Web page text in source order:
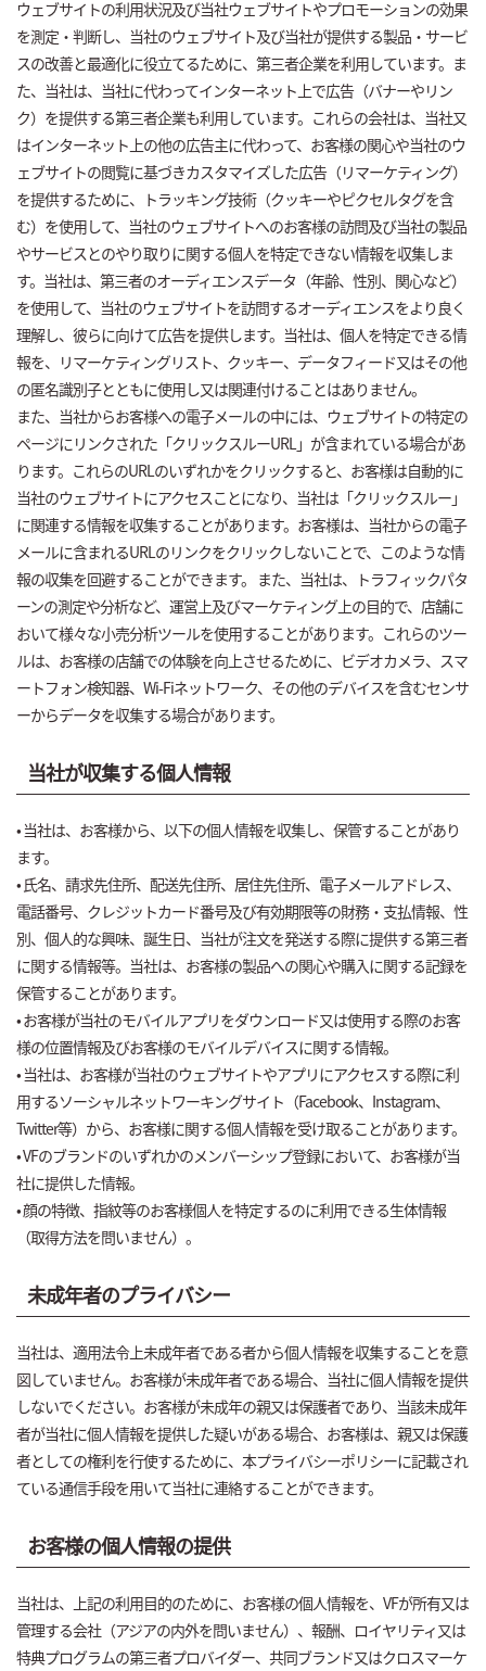
ウェブサイトの利用状況及び当社ウェブサイトやプロモーションの効果
を測定・判断し、当社のウェブサイト及び当社が提供する製品・サービ
スの改善と最適化に役立てるために、第三者企業を利用しています。ま
た、当社は、当社に代わってインターネット上で広告（バナーやリン
ク）を提供する第三者企業も利用しています。これらの会社は、当社又
はインターネット上の他の広告主に代わって、お客様の関心や当社のウ
ェブサイトの閲覧に基づきカスタマイズした広告（リマーケティング）
を提供するために、トラッキング技術（クッキーやピクセルタグを含
む）を使用して、当社のウェブサイトへのお客様の訪問及び当社の製品
やサービスとのやり取りに関する個人を特定できない情報を収集しま
す。当社は、第三者のオーディエンスデータ（年齢、性別、関心など）
を使用して、当社のウェブサイトを訪問するオーディエンスをより良く
理解し、彼らに向けて広告を提供します。当社は、個人を特定できる情
報を、リマーケティングリスト、クッキー、データフィード又はその他
の匿名識別子とともに使用し又は関連付けることはありません。
また、当社からお客様への電子メールの中には、ウェブサイトの特定の
ページにリンクされた「クリックスルーURL」が含まれている場合があ
ります。これらのURLのいずれかをクリックすると、お客様は自動的に
当社のウェブサイトにアクセスことになり、当社は「クリックスルー」
に関連する情報を収集することがあります。お客様は、当社からの電子
メールに含まれるURLのリンクをクリックしないことで、このような情
報の収集を回避することができます。 また、当社は、トラフィックパタ
ーンの測定や分析など、運営上及びマーケティング上の目的で、店舗に
おいて様々な小売分析ツールを使用することがあります。これらのツー
ルは、お客様の店舗での体験を向上させるために、ビデオカメラ、スマ
ートフォン検知器、Wi-Fiネットワーク、その他のデバイスを含むセンサ
ーからデータを収集する場合があります。
当社が収集する個人情報
• 当社は、お客様から、以下の個人情報を収集し、保管することがあり
ます。
• 氏名、請求先住所、配送先住所、居住先住所、電子メールアドレス、
電話番号、クレジットカード番号及び有効期限等の財務・支払情報、性
別、個人的な興味、誕生日、当社が注文を発送する際に提供する第三者
に関する情報等。当社は、お客様の製品への関心や購入に関する記録を
保管することがあります。
• お客様が当社のモバイルアプリをダウンロード又は使用する際のお客
様の位置情報及びお客様のモバイルデバイスに関する情報。
• 当社は、お客様が当社のウェブサイトやアプリにアクセスする際に利
用するソーシャルネットワーキングサイト（Facebook、Instagram、
Twitter等）から、お客様に関する個人情報を受け取ることがあります。
• VFのブランドのいずれかのメンバーシップ登録において、お客様が当
社に提供した情報。
• 顔の特徴、指紋等のお客様個人を特定するのに利用できる生体情報
（取得方法を問いません）。
未成年者のプライバシー
当社は、適用法令上未成年者である者から個人情報を収集することを意
図していません。お客様が未成年者である場合、当社に個人情報を提供
しないでください。お客様が未成年の親又は保護者であり、当該未成年
者が当社に個人情報を提供した疑いがある場合、お客様は、親又は保護
者としての権利を行使するために、本プライバシーポリシーに記載され
ている通信手段を用いて当社に連絡することができます。
お客様の個人情報の提供
当社は、上記の利用目的のために、お客様の個人情報を、VFが所有又は
管理する会社（アジアの内外を問いません）、報酬、ロイヤリティ又は
特典プログラムの第三者プロバイダー、共同ブランド又はクロスマーケ